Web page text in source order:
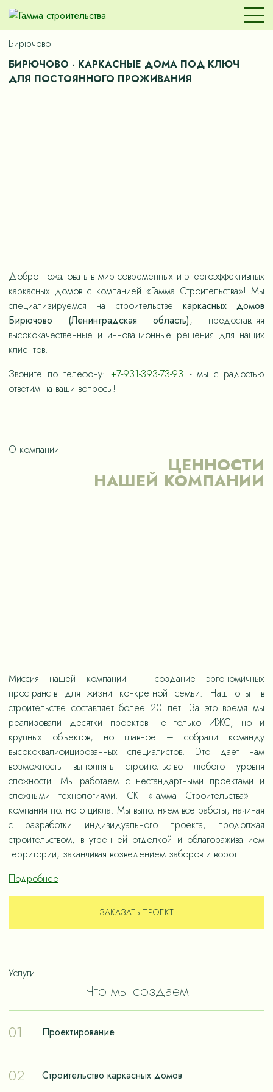
Бирючово
БИРЮЧОВО - КАРКАСНЫЕ ДОМА ПОД КЛЮЧ
ДЛЯ ПОСТОЯННОГО ПРОЖИВАНИЯ
Добро пожаловать в мир современных и энергоэффективных
каркасных домов с компанией «Гамма Строительства»! Мы
специализируемся на строительстве каркасных домов
Бирючово (Ленинградская область), предоставляя
высококачественные и инновационные решения для наших
клиентов.
Звоните по телефону:+7-931-393-73-93 - мы с радостью
ответим на ваши вопросы!
О компании
ЦЕННОСТИ
НАШЕЙ КОМПАНИИ
Миссия нашей компании – создание эргономичных
пространств для жизни конкретной семьи. Наш опыт в
строительстве составляет более 20 лет. За это время мы
реализовали десятки проектов не только ИЖС, но и
крупных объектов, но главное – собрали команду
высококвалифицированных специалистов. Это дает нам
возможность выполнять строительство любого уровня
сложности. Мы работаем с нестандартными проектами и
сложными технологиями. СК «Гамма Строительства» –
компания полного цикла. Мы выполняем все работы, начиная
с разработки индивидуального проекта, продолжая
строительством, внутренней отделкой и облагораживанием
территории, заканчивая возведением заборов и ворот.
Подробнее
ЗАКАЗАТЬ ПРОЕКТ
Услуги
Что мы создаём
01
Проектирование
реализации мечты о собственном доме. Чтобы дом
02 Строительство каркасных домов